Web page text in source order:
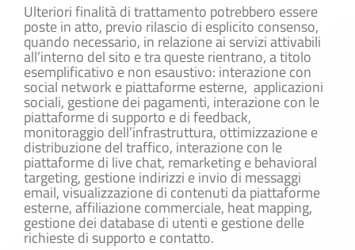
Ulteriori finalità di trattamento potrebbero essere
poste in atto, previo rilascio di esplicito consenso,
quando necessario, in relazione ai servizi attivabili
all’interno del sito e tra queste rientrano, a titolo
esemplificativo e non esaustivo: interazione con
social network e piattaforme esterne, applicazioni
sociali, gestione dei pagamenti, interazione con le
piattaforme di supporto e di feedback,
monitoraggio dell’infrastruttura, ottimizzazione e
distribuzione del traffico, interazione con le
piattaforme di live chat, remarketing e behavioral
targeting, gestione indirizzi e invio di messaggi
email, visualizzazione di contenuti da piattaforme
esterne, affiliazione commerciale, heat mapping,
gestione dei database di utenti e gestione delle
richieste di supporto e contatto.